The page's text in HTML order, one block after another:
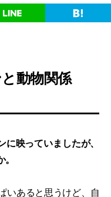
動物関係
映っていましたが、
いあると思うけど、自